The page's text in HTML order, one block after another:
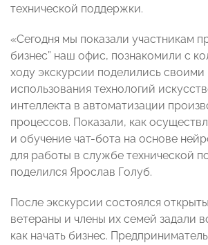
технической поддержки.
«Сегодня мы показали участникам
бизнес” наш офис, познакомили с
ходу экскурсии поделились своими
использования технологий
интеллекта в автоматизации
процессов. Показали, как
и обучение чат-бота на основе
для работы в службе технической
поделился Ярослав Голуб.
После экскурсии состоялся
ветераны и члены их семей задали
как начать бизнес.